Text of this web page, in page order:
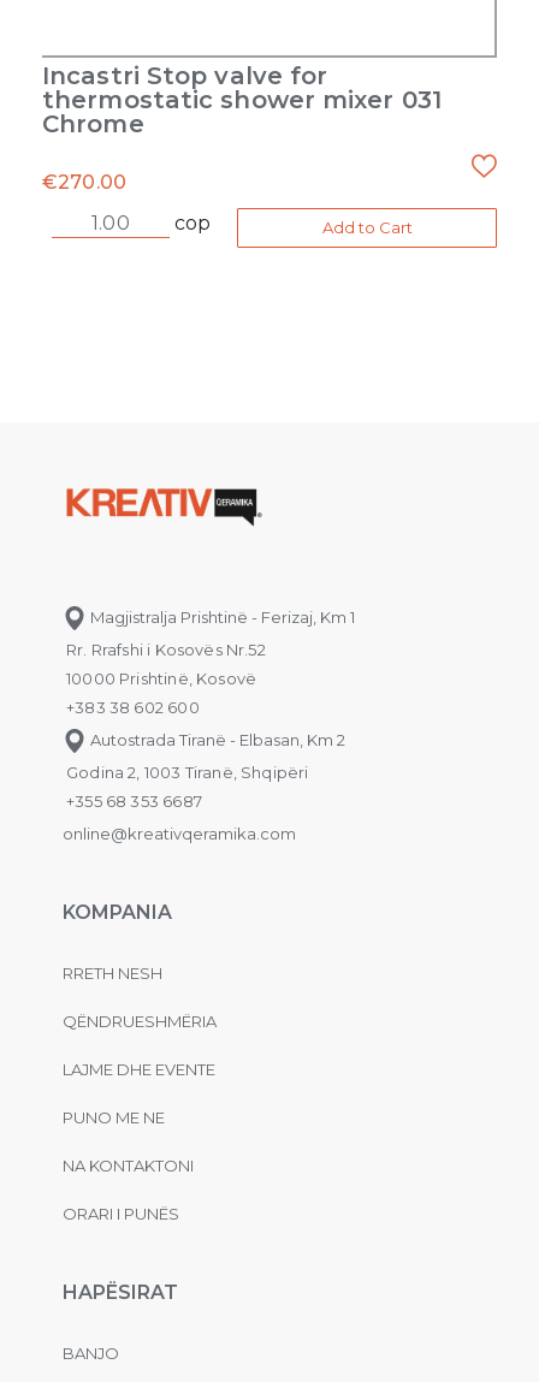
Incastri Stop valve for
thermostatic shower mixer 031
Chrome
€270.00
cop
Add to Cart
Magjistralja Prishtinë - Ferizaj, Km 1
Rr. Rrafshi i Kosovës Nr.52
10000 Prishtinë, Kosovë
+383 38 602 600
Autostrada Tiranë - Elbasan, Km 2
Godina 2, 1003 Tiranë, Shqipëri
+355 68 353 6687
online@kreativqeramika.com
KOMPANIA
RRETH NESH
QËNDRUESHMËRIA
LAJME DHE EVENTE
PUNO ME NE
NA KONTAKTONI
ORARI I PUNËS
HAPËSIRAT
BANJO